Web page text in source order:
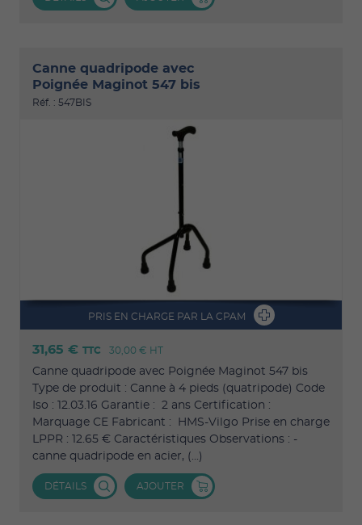
Canne quadripode avec
Poignée Maginot 547 bis
Réf. : 547BIS
PRIS EN CHARGE PAR LA CPAM
31,65 € TTC 30,00 € HT
Canne quadripode avec Poignée Maginot 547 bis
Type de produit : Canne à 4 pieds (quatripode) Code
Iso : 12.03.16 Garantie : 2 ans Certification :
Marquage CE Fabricant : HMS-Vilgo Prise en charge
LPPR : 12.65 € Caractéristiques Observations : -
canne quadripode en acier, (...)
DÉTAILS AJOUTER